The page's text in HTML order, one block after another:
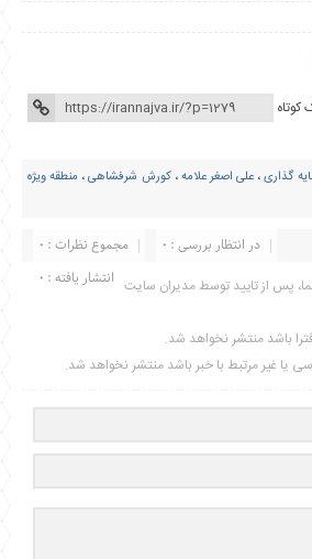
کوتاه
گذاری، علی اصغر علامه،کورش شرفشاهی، منطقه ویژه
مجموع نظرات : 0
در انتظار بررسی : 0
انتشار یافته : 0 پس از تایید توسط مدیران سایت
باشد منتشر نخواهد شد.
یا غیر مرتبط با خبر باشد منتشر نخواهد شد.